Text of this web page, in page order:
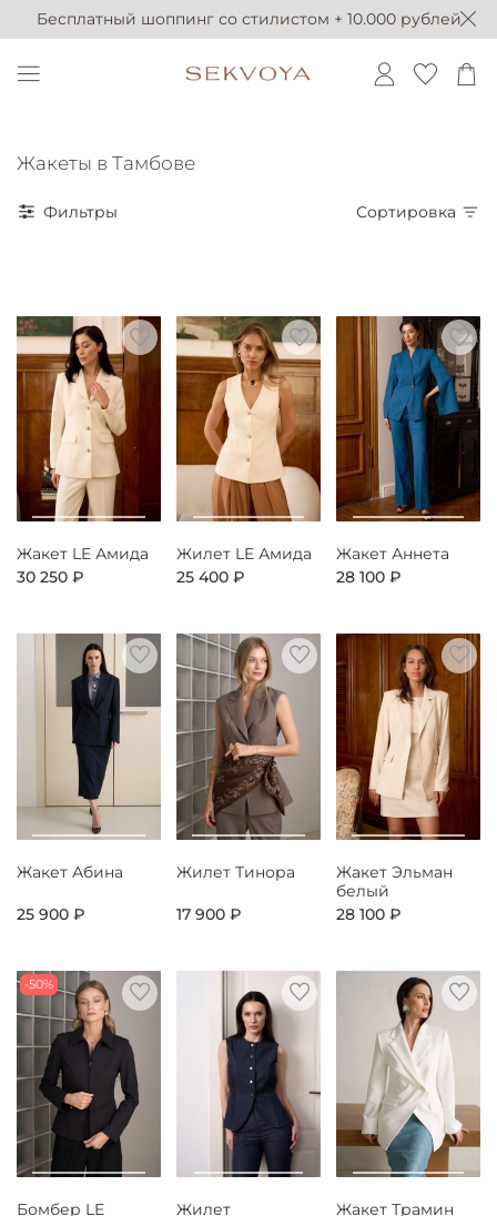
Бесплатный шоппинг со стилистом + 10.000 рублей
Жакеты в Тамбове
Фильтры Сортировка
Жакет LE Амида
30 250 ₽
Жилет LE Амида
25 400 ₽
Жакет Аннета
28 100 ₽
Жакет Абина
25 900 ₽
Жилет Тинора
17 900 ₽
Жакет Эльман
белый
28 100 ₽
-50%
Бомбер LE
Жилет
Жакет Трамин